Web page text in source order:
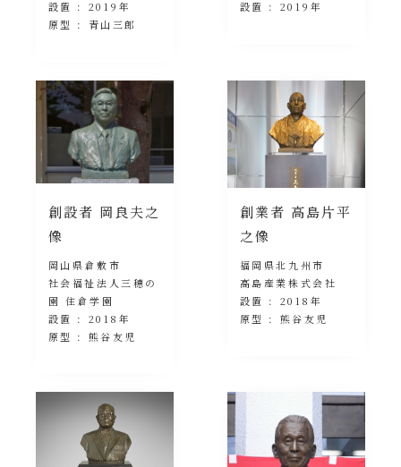
設置 : 2019年
原型 : 青山三郎
設置 : 2019年
創設者 岡良夫之
像
岡山県倉敷市
社会福祉法人三穂の
園 住倉学園
設置 : 2018年
原型 : 熊谷友児
創業者 高島片平
之像
福岡県北九州市
高島産業株式会社
設置 : 2018年
原型 : 熊谷友児